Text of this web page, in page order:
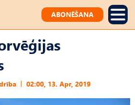
ABONĒŠANA
02:00, 13. Apr, 2019